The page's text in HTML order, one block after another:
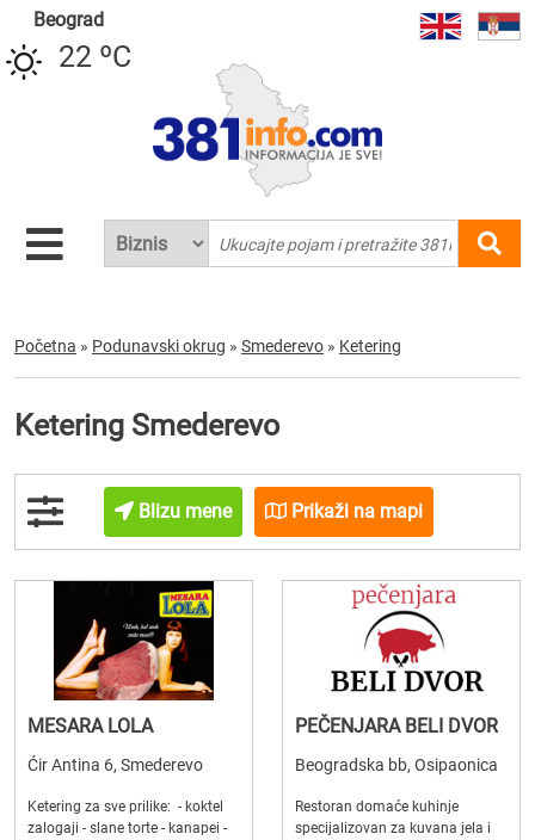
Beograd
22 ºC
Početna » Podunavski okrug » Smederevo » Ketering
Ketering Smederevo
Blizu mene Prikaži na mapi
MESARA LOLA
Ćir Antina 6, Smederevo
Ketering za sve prilike: - koktel
zalogaji - slane torte - kanapei -
PEČENJARA BELI DVOR
Beogradska bb, Osipaonica
Restoran domaće kuhinje
specijalizovan za kuvana jela i